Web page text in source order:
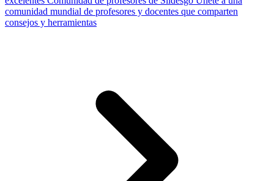
comunidad mundial de profesores y docentes que comparten
consejos y herramientas